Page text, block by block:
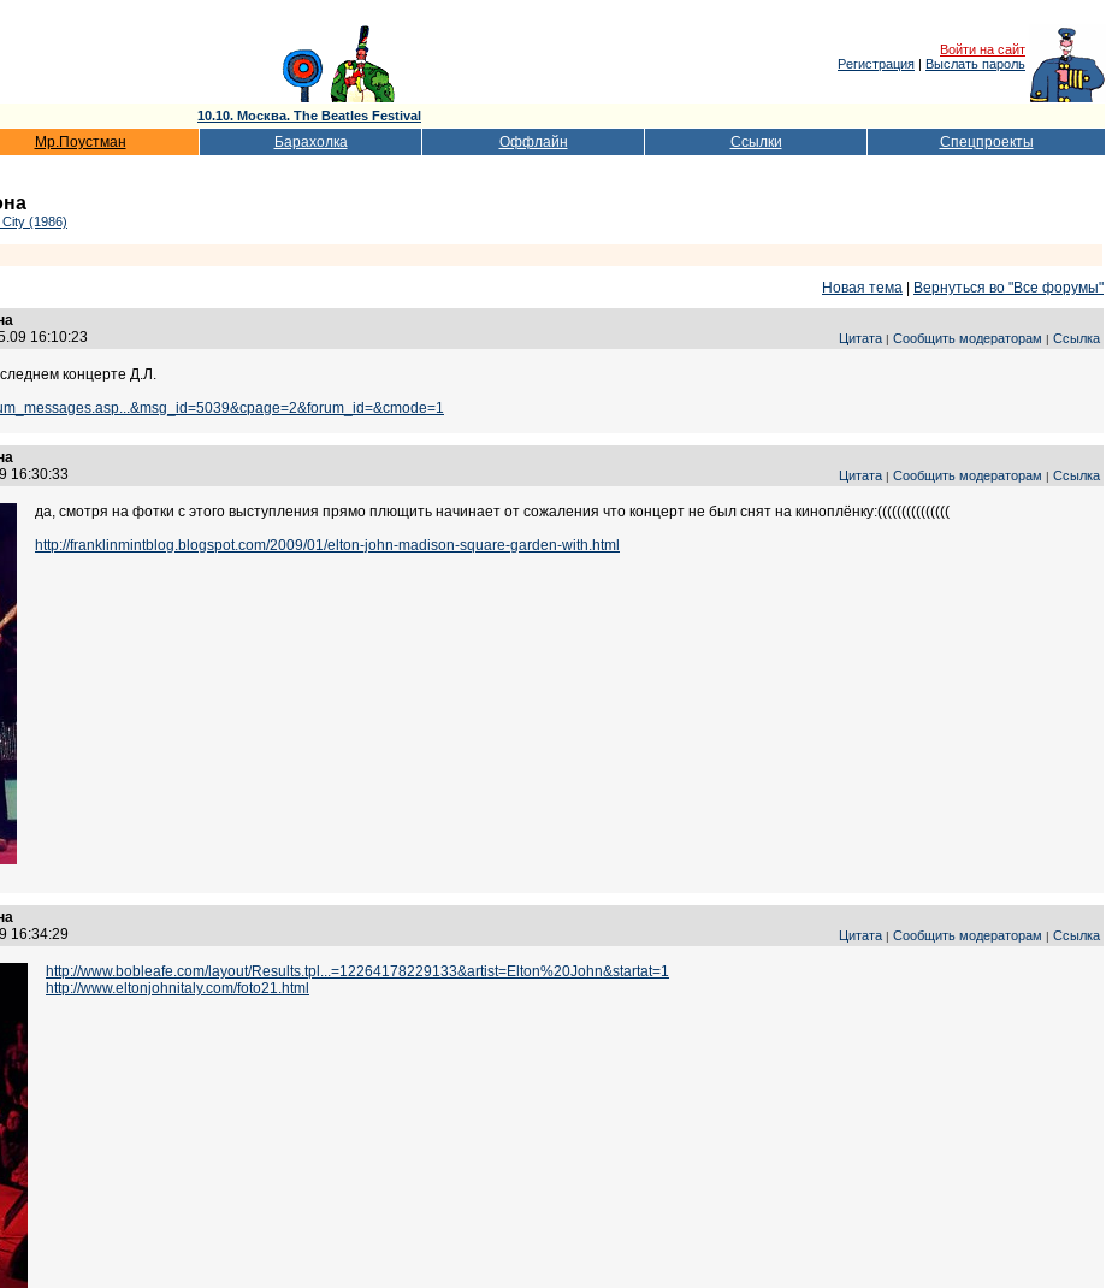
Войти на сайт
Регистрация | Выслать пароль
10.10. Москва. The Beatles Festival
Мр.Поустман Барахолка Оффлайн Ссылки Спецпроекты
(1986)
Новая тема
Вернуться во "Все форумы"
16:10:23 Цитата | Сообщить модераторам | Ссылка
концерте Д.Л.
16:30:33 Цитата | Сообщить модераторам | Ссылка
да, смотря на фотки с этого выступления прямо плющить начинает от сожаления что концерт не был снят на киноплёнку:(((((((((((((((
http://franklinmintblog.blogspot.com/2009/01/elton-john-madison-square-garden-with.html
16:34:29 Цитата | Сообщить модераторам | Ссылка
http://www.bobleafe.com/layout/Results.tpl...=12264178229133&artist=Elton%20John&startat=1
http://www.eltonjohnitaly.com/foto21.html